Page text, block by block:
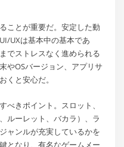
ことが重要だ。安定した動
UXは基本中の基本であ
でストレスなく進められる
やOSバージョン、アプリサ
くと安心だ。
べきポイント。スロット、
ルーレット、バカラ）、ラ
ャンルが充実しているかを
となり、有名なゲームメー